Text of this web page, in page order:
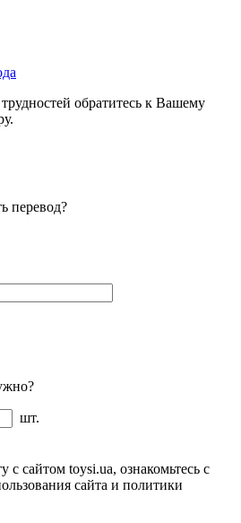
обратитесь к Вашему
перевод?
шт.
с сайтом toysi.ua, ознакомьтесь с
сайта и политики